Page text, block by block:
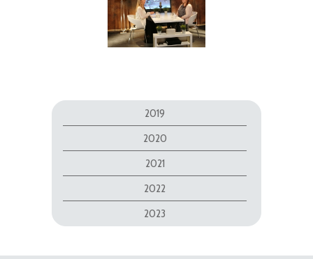
2019
2020
2021
2022
2023